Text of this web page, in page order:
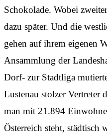
Schokolade. Wobei
dazu später. Und die
gehen auf ihrem eigenen
Ansammlung der
Dorf- zur Stadtliga
Lustenau stolzer Vertreter
man mit 21.894
Österreich steht, städtisch